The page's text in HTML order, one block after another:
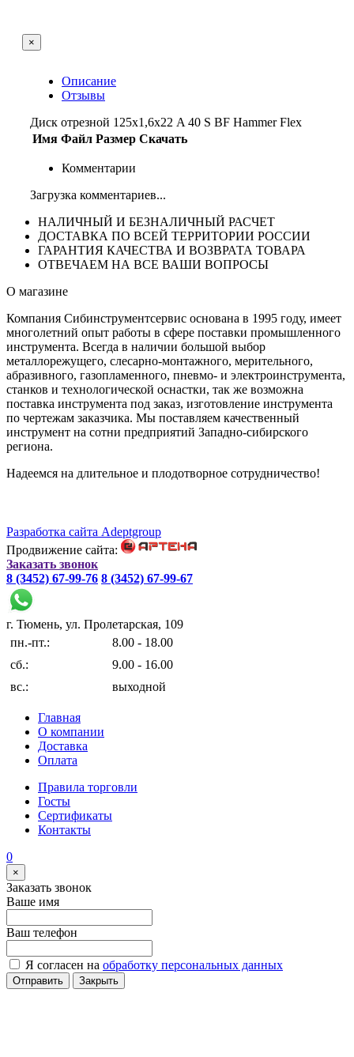
×
Описание
Отзывы
Диск отрезной 125х1,6х22 A 40 S BF Hammer Flex
Имя Файл Размер Скачать
Комментарии
Загрузка комментариев...
НАЛИЧНЫЙ И БЕЗНАЛИЧНЫЙ РАСЧЕТ
ДОСТАВКА ПО ВСЕЙ ТЕРРИТОРИИ РОССИИ
ГАРАНТИЯ КАЧЕСТВА И ВОЗВРАТА ТОВАРА
ОТВЕЧАЕМ НА ВСЕ ВАШИ ВОПРОСЫ
О магазине
Компания Сибинструментсервис основана в 1995 году, имеет
многолетний опыт работы в сфере поставки промышленного
инструмента. Всегда в наличии большой выбор
металлорежущего, слесарно-монтажного, мерительного,
абразивного, газопламенного, пневмо- и электроинструмента,
станков и технологической оснастки, так же возможна
поставка инструмента под заказ, изготовление инструмента
по чертежам заказчика. Мы поставляем качественный
инструмент на сотни предприятий Западно-сибирского
региона.
Надеемся на длительное и плодотворное сотрудничество!
Разработка сайта Adeptgroup
Продвижение сайта:
Заказать звонок
8 (3452) 67-99-76 8 (3452) 67-99-67
г. Тюмень, ул. Пролетарская, 109
пн.-пт.:
8.00 - 18.00
сб.:
9.00 - 16.00
вс.:
выходной
Главная
О компании
Доставка
Оплата
Правила торговли
Госты
Сертификаты
Контакты
0
×
Заказать звонок
Ваше имя
Ваш телефон
Я согласен на обработку персональных данных
Отправить Закрыть